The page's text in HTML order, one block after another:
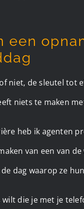
een
niet, de sleutel tot
niets te maken
heb ik agenten
van een van
dag waarop ze hun
wilt die je met je